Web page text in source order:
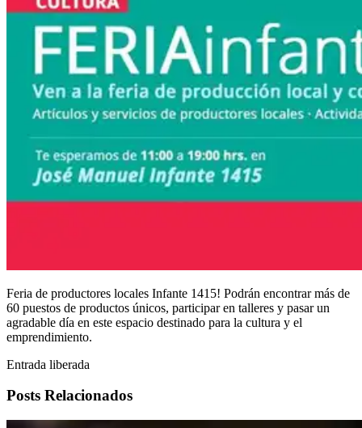
Feria de productores locales Infante 1415! Podrán encontrar más de
60 puestos de productos únicos, participar en talleres y pasar un
agradable día en este espacio destinado para la cultura y el
emprendimiento.
Entrada liberada
Posts Relacionados